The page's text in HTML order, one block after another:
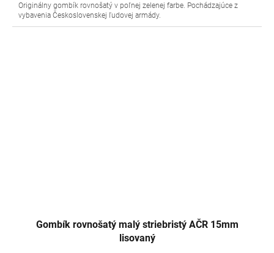
Originálny gombík rovnošatý v poľnej zelenej farbe. Pochádzajúce z
vybavenia Československej ľudovej armády.
Gombík rovnošatý malý striebristý AČR 15mm
lisovaný